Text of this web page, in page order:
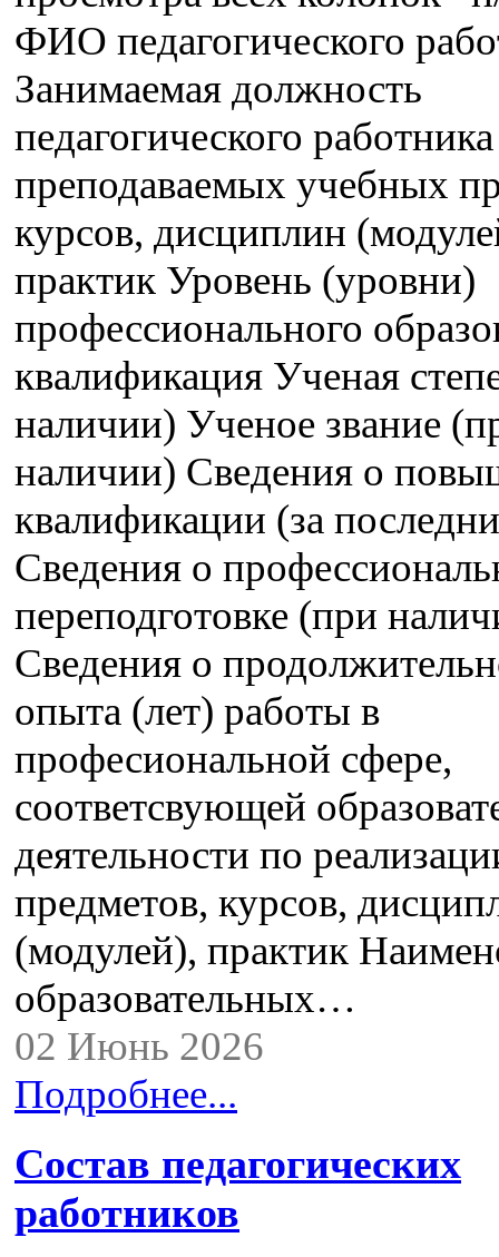
ФИО педагогического
Занимаемая должность
педагогического
преподаваемых учебных
курсов, дисциплин
практик Уровень (уровни)
профессионального
квалификация Ученая
наличии) Ученое звание
наличии) Сведения о
квалификации (за
Сведения о
переподготовке (при
Сведения о
опыта (лет) работы в
професиональной сфере,
соответсвующей
деятельности по
предметов, курсов,
(модулей), практик
образовательных…
02 Июнь 2026
Подробнее...
Состав педагогических
работников